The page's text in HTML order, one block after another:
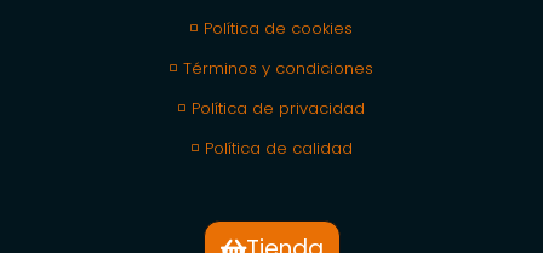
◽ Política de cookies
◽ Términos y condiciones
◽ Política de privacidad
◽ Política de calidad